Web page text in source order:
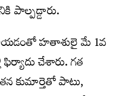
పాల్పడ్డారు.
హతాశులై మే 1వ
చేశారు. గత
కుమార్తెతో పాటు,